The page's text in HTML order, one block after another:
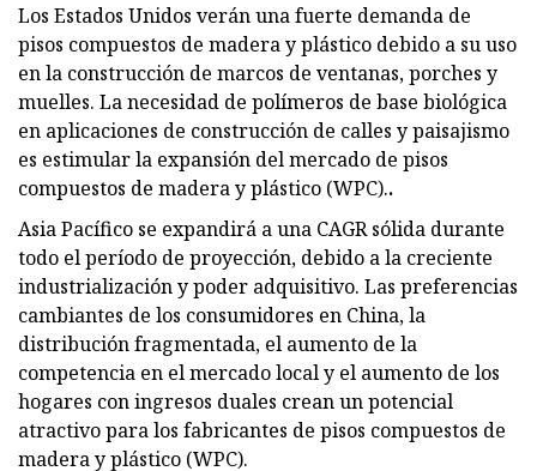
Los Estados Unidos verán una fuerte demanda de
pisos compuestos de madera y plástico debido a su uso
en la construcción de marcos de ventanas, porches y
muelles. La necesidad de polímeros de base biológica
en aplicaciones de construcción de calles y paisajismo
es estimular la expansión del mercado de pisos
compuestos de madera y plástico (WPC)..
Asia Pacífico se expandirá a una CAGR sólida durante
todo el período de proyección, debido a la creciente
industrialización y poder adquisitivo. Las preferencias
cambiantes de los consumidores en China, la
distribución fragmentada, el aumento de la
competencia en el mercado local y el aumento de los
hogares con ingresos duales crean un potencial
atractivo para los fabricantes de pisos compuestos de
madera y plástico (WPC).